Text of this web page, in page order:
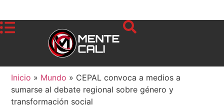
Inicio » Mundo » CEPAL convoca a medios a
sumarse al debate regional sobre género y
transformación social